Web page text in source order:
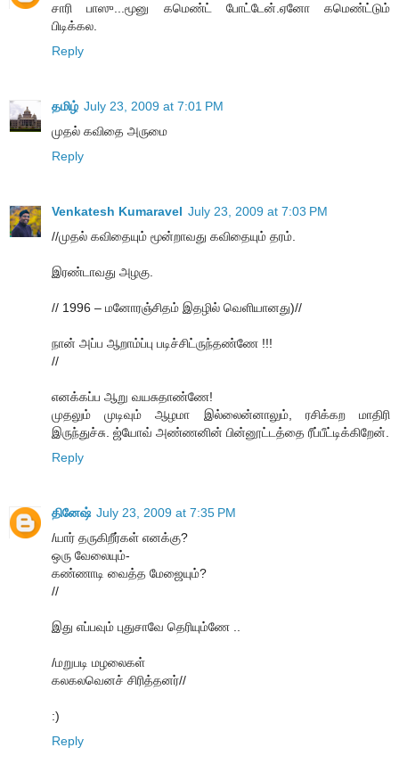
சாரி பாஸு...மூனு கமெண்ட் போட்டேன்.ஏனோ கமெண்ட்டும்
பிடிக்கல.
Reply
தமிழ் July 23, 2009 at 7:01 PM
முதல் கவிதை அருமை
Reply
Venkatesh Kumaravel July 23, 2009 at 7:03 PM
//முதல் கவிதையும் மூன்றாவது கவிதையும் தரம்.
இரண்டாவது அழகு.
// 1996 – மனோரஞ்சிதம் இதழில் வெளியானது)//
நான் அப்ப ஆறாம்ப்பு படிச்சிட்ருந்தண்ணே !!!
//
எனக்கப்ப ஆறு வயசுதாண்ணே!
முதலும் முடிவும் ஆழமா இல்லைன்னாலும், ரசிக்கற மாதிரி
இருந்துச்சு. ஜ்யோவ் அண்ணனின் பின்னூட்டத்தை ரீப்பீட்டிக்கிறேன்.
Reply
தினேஷ் July 23, 2009 at 7:35 PM
/யார் தருகிறீர்கள் எனக்கு?
ஒரு வேலையும்-
கண்ணாடி வைத்த மேஜையும்?
//
இது எப்பவும் புதுசாவே தெரியும்ணே ..
/மறுபடி மழலைகள்
கலகலவெனச் சிரித்தனர்//
:)
Reply